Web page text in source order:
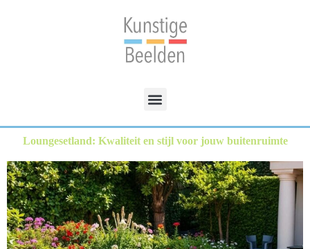
Loungesetland: Kwaliteit en stijl voor jouw buitenruimte